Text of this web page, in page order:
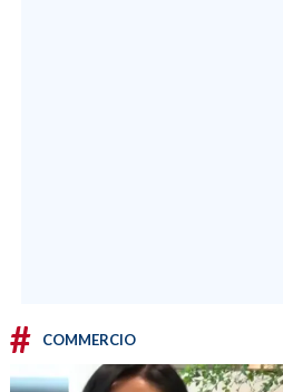
# COMMERCIO